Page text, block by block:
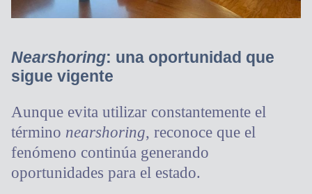
Nearshoring: una oportunidad que
sigue vigente
Aunque evita utilizar constantemente el
término nearshoring, reconoce que el
fenómeno continúa generando
oportunidades para el estado.